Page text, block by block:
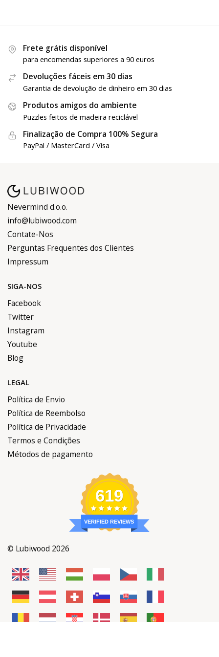
Frete grátis disponível
para encomendas superiores a 90 euros
Devoluções fáceis em 30 dias
Garantia de devolução de dinheiro em 30 dias
Produtos amigos do ambiente
Puzzles feitos de madeira reciclável
Finalização de Compra 100% Segura
PayPal / MasterCard / Visa
Nevermind d.o.o.
info@lubiwood.com
Contate-Nos
Perguntas Frequentes dos Clientes
Impressum
SIGA-NOS
Facebook
Twitter
Instagram
Youtube
Blog
LEGAL
Política de Envio
Política de Reembolso
Política de Privacidade
Termos e Condições
Métodos de pagamento
619
VERIFIED REVIEWS
© Lubiwood 2026